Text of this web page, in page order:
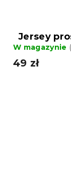
Jersey
W magazynie
49 zł